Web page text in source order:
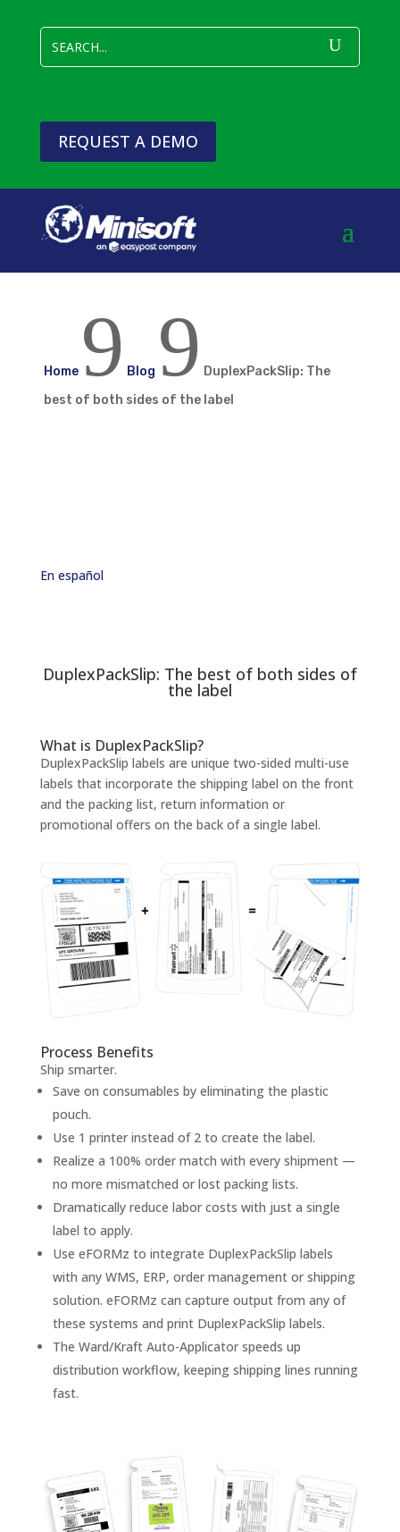
REQUEST A DEMO
Home 9 Blog 9 DuplexPackSlip: The
best of both sides of the label
En español
DuplexPackSlip: The best of both sides of
the label
What is DuplexPackSlip?
DuplexPackSlip labels are unique two-sided multi-use
labels that incorporate the shipping label on the front
and the packing list, return information or
promotional offers on the back of a single label.
Process Benefits
Ship smarter.
Save on consumables by eliminating the plastic
pouch.
Use 1 printer instead of 2 to create the label.
Realize a 100% order match with every shipment —
no more mismatched or lost packing lists.
Dramatically reduce labor costs with just a single
label to apply.
Use eFORMz to integrate DuplexPackSlip labels
with any WMS, ERP, order management or shipping
solution. eFORMz can capture output from any of
these systems and print DuplexPackSlip labels.
The Ward/Kraft Auto-Applicator speeds up
distribution workflow, keeping shipping lines running
fast.